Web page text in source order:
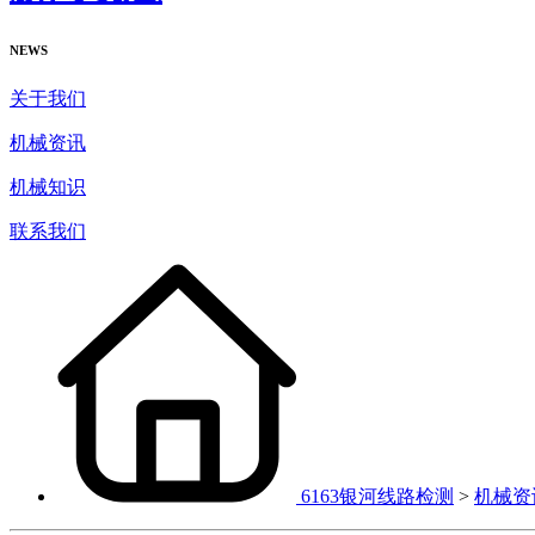
NEWS
关于我们
机械资讯
机械知识
联系我们
6163银河线路检测 > 机械资